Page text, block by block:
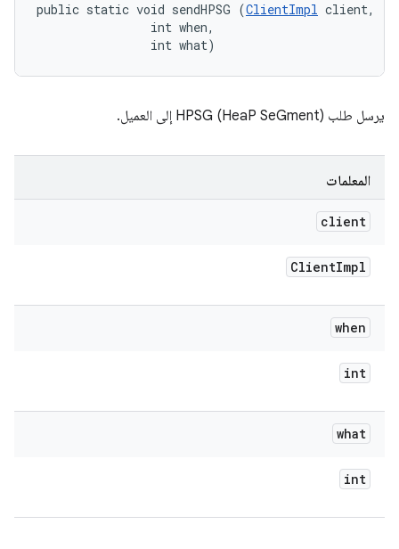
public static void sendHPSG (ClientImpl client,
                int when,
                int what)
يرسل طلب HPSG (HeaP SeGment) إلى العميل.
المعلمات
client
ClientImpl
when
int
what
int